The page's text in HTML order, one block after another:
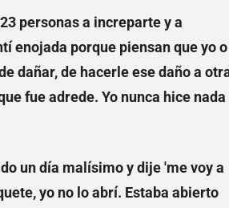
personas a increparte y a
enojada porque piensan que yo o
dañar, de hacerle ese daño a
fue adrede. Yo nunca hice nada
un día malísimo y dije 'me voy a
yo no lo abrí. Estaba abierto